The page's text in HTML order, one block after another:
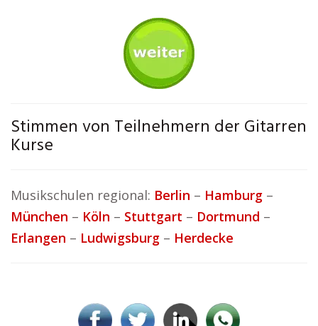
Stimmen von Teilnehmern der Gitarren
Kurse
Musikschulen regional: Berlin – Hamburg –
München – Köln – Stuttgart – Dortmund –
Erlangen – Ludwigsburg – Herdecke